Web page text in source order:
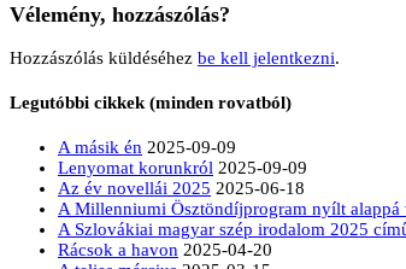
Vélemény, hozzászólás?
Hozzászólás küldéséhez be kell jelentkezni.
Legutóbbi cikkek (minden rovatból)
A másik én 2025-09-09
Lenyomat korunkról 2025-09-09
Az év novellái 2025 2025-06-18
A Millenniumi Ösztöndíjprogram nyílt alappá
A Szlovákiai magyar szép irodalom 2025
Rácsok a havon 2025-04-20